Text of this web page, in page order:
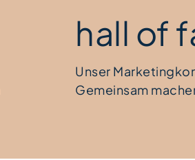
hall of
Unser
Gemeinsam